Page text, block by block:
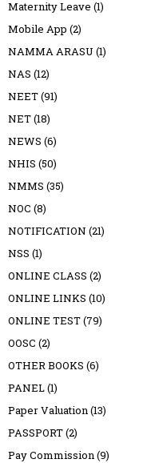
Maternity Leave (1)
Mobile App (2)
NAMMA ARASU (1)
NAS (12)
NEET(91)
NET(18)
NEWS (6)
NHIS (50)
NMMS (35)
NOC (8)
NOTIFICATION (21)
NSS (1)
ONLINE CLASS (2)
ONLINE LINKS (10)
ONLINE TEST(79)
OOSC (2)
OTHER BOOKS (6)
PANEL(1)
Paper Valuation(13)
PASSPORT(2)
Pay Commission(9)